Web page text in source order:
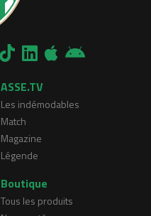
ASSE.TV
Les indémodables
Match
Magazine
Légende
Boutique
Tous les produits